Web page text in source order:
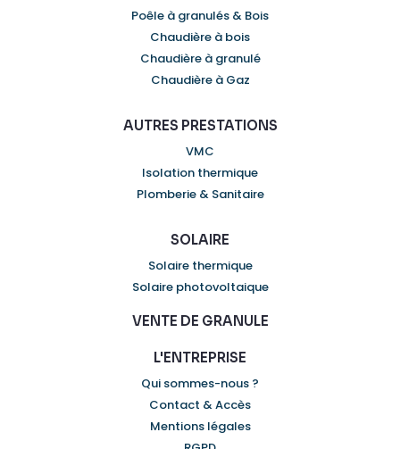
Poêle à granulés & Bois
Chaudière à bois
Chaudière à granulé
Chaudière à Gaz
AUTRES PRESTATIONS
VMC
Isolation thermique
Plomberie & Sanitaire
SOLAIRE
Solaire thermique
Solaire photovoltaique
VENTE DE GRANULE
L'ENTREPRISE
Qui sommes-nous ?
Contact & Accès
Mentions légales